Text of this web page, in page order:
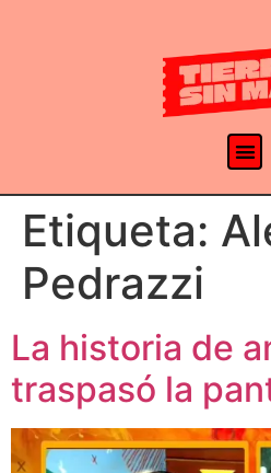
Etiqueta:
Pedrazzi
La historia de
traspasó la